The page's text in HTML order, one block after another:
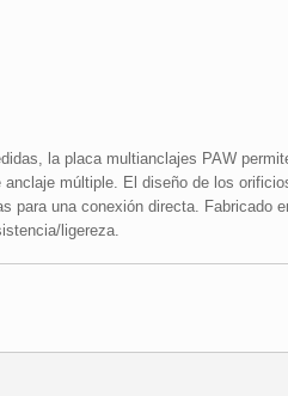
la placa multianclajes PAW
múltiple. El diseño de los
para una conexión directa. Fabricado
ligereza.